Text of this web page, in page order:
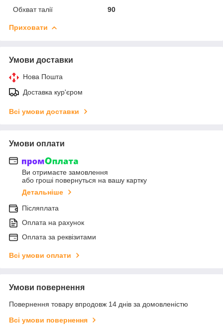
Обхват талії
90
Приховати
Умови доставки
Нова Пошта
Доставка кур'єром
Всі умови доставки
Умови оплати
Ви отримаєте замовлення
або гроші повернуться на вашу картку
Детальніше
Післяплата
Оплата на рахунок
Оплата за реквізитами
Всі умови оплати
Умови повернення
Повернення товару впродовж 14 днів за домовленістю
Всі умови повернення